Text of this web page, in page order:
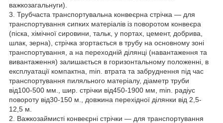
важкозагальнуги).
3. Трубчаста транспортувальна конвеєрна стрічка — для
транспортування сипких матеріалів із поворотом конвеєра
(піска, хімічної сировини, тальк, у портах, цемент, добрива,
шлак, зерна), стрічка згортається в трубу на основному зоні
транспортування, а на переходній ділянці (навантаження та
вивантаження) залишається в горизонтальному положенні, в
експлуатації компактна, min. втрата та забруднення під час
транспортування пиляльного матеріалу, діаметр труби
від100-500 мм., шир. стрічки від450-1900 мм, min. радіус
повороту від30-150 м., довжина перехідної ділянки від 2,5-
12,5 м.
2. Важкозаймисті конвеєрні стрічки — для транспортування